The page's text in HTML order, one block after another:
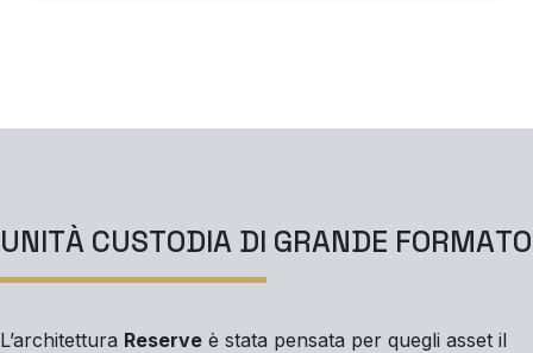
UNITÀ CUSTODIA DI GRANDE FORMATO
L’architettura Reserve è stata pensata per quegli asset il